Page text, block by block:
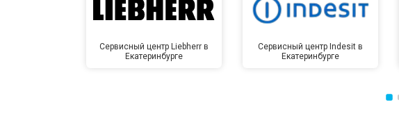
Сервисный центр Liebherr в
Екатеринбурге
Сервисный центр Indesit в
Екатеринбурге